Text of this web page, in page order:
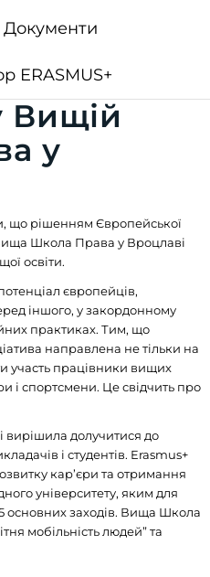
Документи
ERASMUS+
Вищій
у
що рішенням Європейської
Вища Школа Права у Вроцлаві
освіти.
європейців,
іншого, у закордонному
практиках. Тим, що
направлена не тільки на
участь працівники вищих
і спортсмени. Це свідчить про
долучитися до
і студентів. Erasmus+
кар’єри та отримання
університету, яким для
основних заходів. Вища Школа
мобільність людей” та